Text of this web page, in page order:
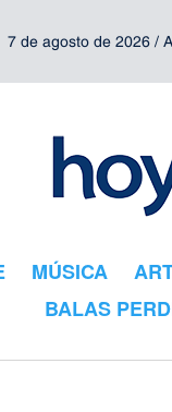
7 de agosto de 2026 /
MÚSICA
BALAS